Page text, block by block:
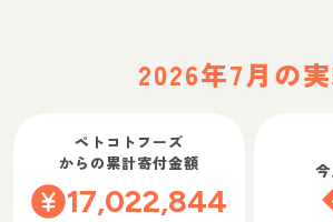
2026年7月の
ペトコトフーズ
からの累計寄付金額
17,022,844